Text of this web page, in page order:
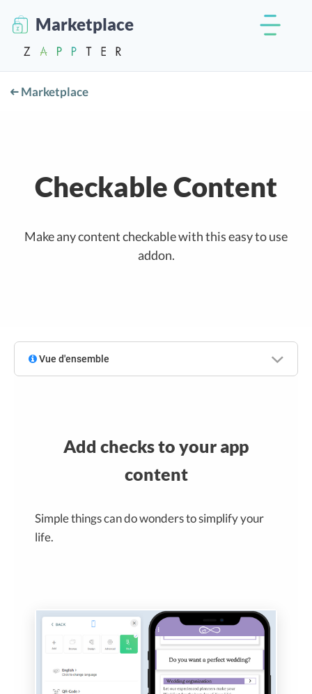
Marketplace
Marketplace
Checkable Content
Make any content checkable with this easy to use
addon.
Vue d'ensemble
Add checks to your app
content
Simple things can do wonders to simplify your
life.